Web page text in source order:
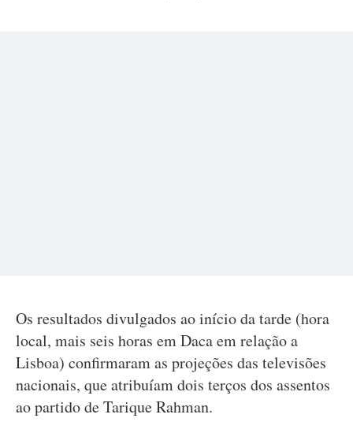
Os resultados divulgados ao início da tarde (hora
local, mais seis horas em Daca em relação a
Lisboa) confirmaram as projeções das televisões
nacionais, que atribuíam dois terços dos assentos
ao partido de Tarique Rahman.